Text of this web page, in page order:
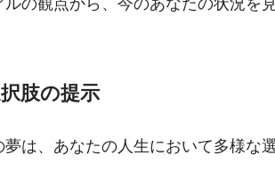
肢の提示
夢は、あなたの人生において多様な